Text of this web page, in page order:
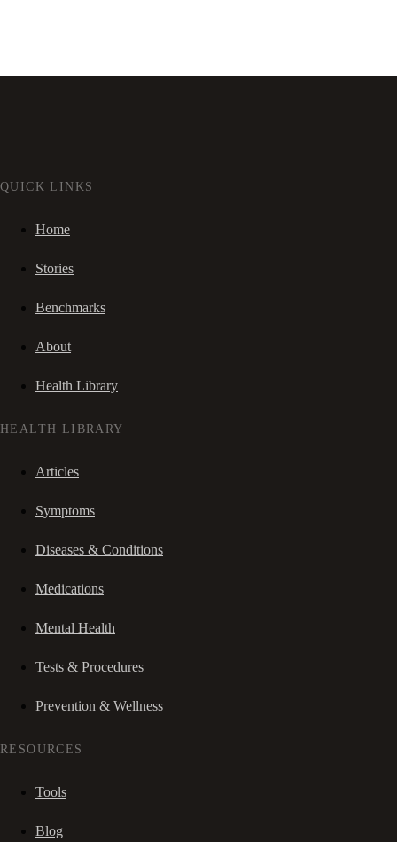
QUICK LINKS
Home
Stories
Benchmarks
About
Health Library
HEALTH LIBRARY
Articles
Symptoms
Diseases & Conditions
Medications
Mental Health
Tests & Procedures
Prevention & Wellness
RESOURCES
Tools
Blog